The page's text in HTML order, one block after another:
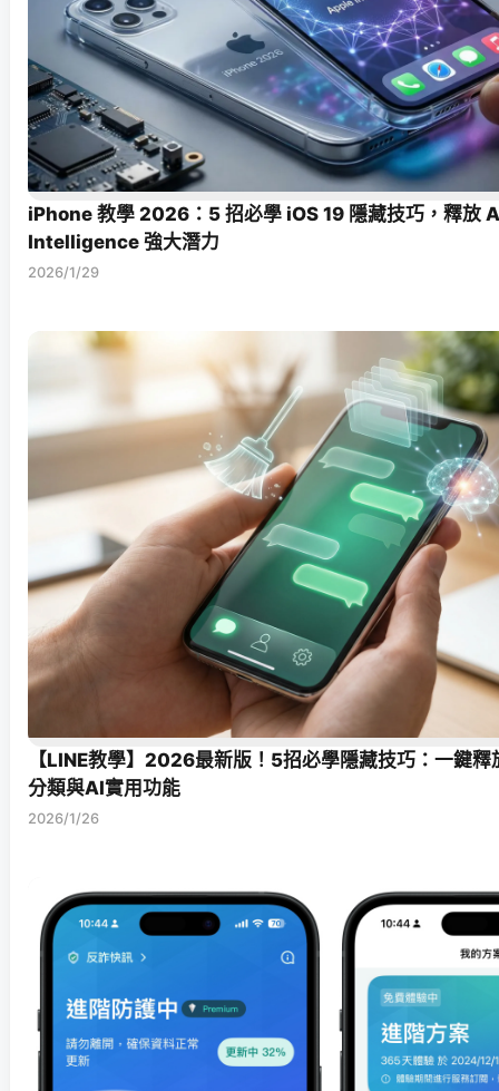
iPhone 教學 2026：5 招必學 iOS 19 隱藏技巧，釋放
Intelligence 強大潛力
2026/1/29
【LINE教學】2026最新版！5招必學隱藏技巧：一鍵釋
分類與AI實用功能
2026/1/26